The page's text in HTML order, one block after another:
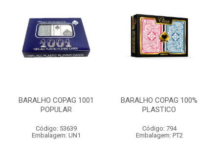
BARALHO COPAG 1001
POPULAR
Código: 53639
Embalagem: UN1
BARALHO COPAG 100%
PLASTICO
Código: 794
Embalagem: PT2